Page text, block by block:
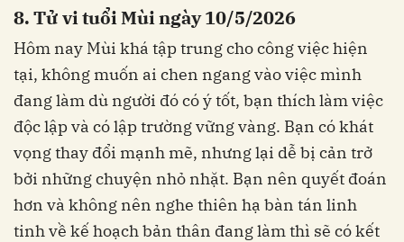
8. Tử vi tuổi Mùi ngày 10/5/2026
Hôm nay Mùi khá tập trung cho công việc hiện
tại, không muốn ai chen ngang vào việc mình
đang làm dù người đó có ý tốt, bạn thích làm việc
độc lập và có lập trường vững vàng. Bạn có khát
vọng thay đổi mạnh mẽ, nhưng lại dễ bị cản trở
bởi những chuyện nhỏ nhặt. Bạn nên quyết đoán
hơn và không nên nghe thiên hạ bàn tán linh
tinh về kế hoạch bản thân đang làm thì sẽ có kết